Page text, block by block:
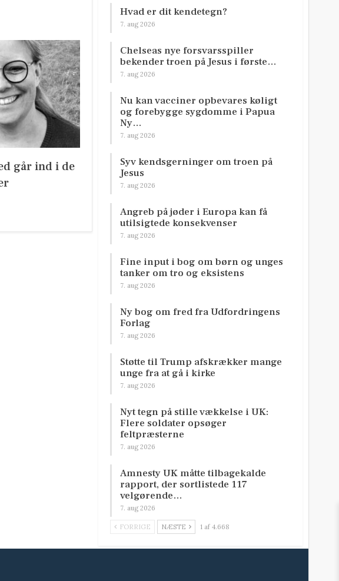
går ind i de
Hvad er dit kendetegn?
7. aug 2026
Chelseas nye forsvarsspiller
bekender troen på Jesus i første…
7. aug 2026
Nu kan vacciner opbevares køligt
og forebygge sygdomme i Papua
Ny…
7. aug 2026
Syv kendsgerninger om troen på
Jesus
7. aug 2026
Angreb på jøder i Europa kan få
utilsigtede konsekvenser
7. aug 2026
Fine input i bog om børn og unges
tanker om tro og eksistens
7. aug 2026
Ny bog om fred fra Udfordringens
Forlag
7. aug 2026
Støtte til Trump afskrækker mange
unge fra at gå i kirke
7. aug 2026
Nyt tegn på stille vækkelse i UK:
Flere soldater opsøger
feltpræsterne
7. aug 2026
Amnesty UK måtte tilbagekalde
rapport, der sortlistede 117
velgørende…
7. aug 2026
FORRIGE NÆSTE 1 af 4.668